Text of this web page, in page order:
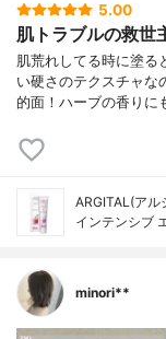
5.00
肌トラブルの救世
肌荒れしてる時に塗る
い硬さのテクスチャな
的面！ハーブの香りに
ARGITAL(アル
インテンシブ
minori**